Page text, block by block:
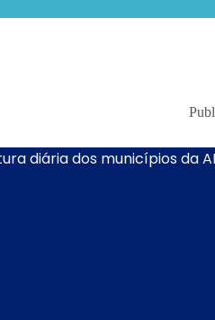
diária dos municípios da